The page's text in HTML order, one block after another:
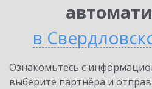
в
Ознакомьтесь с
выберите партнёра и